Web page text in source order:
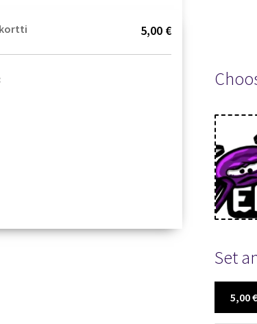
5,00 €
Set
5,00€